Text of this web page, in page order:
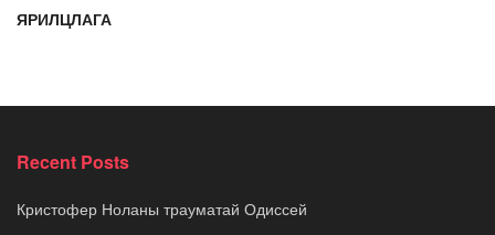
ЯРИЛЦЛАГА
Recent Posts
Кристофер Ноланы трауматай Одиссей